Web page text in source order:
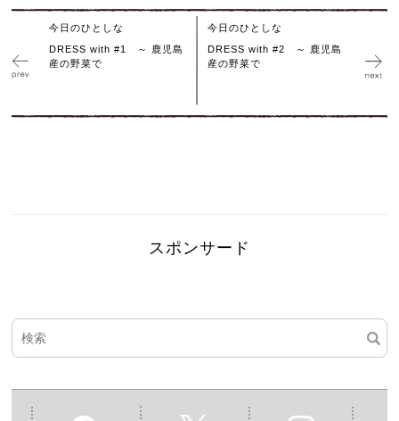
今日のひとしな
DRESS with #1 ～ 鹿児島
産の野菜で
今日のひとしな
DRESS with #2 ～ 鹿児島
産の野菜で
スポンサード